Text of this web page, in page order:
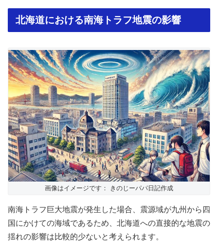
北海道における南海トラフ地震の影響
画像はイメージです： きのじーパパ日記作成
南海トラフ巨大地震が発生した場合、震源域が九州から四
国にかけての海域であるため、北海道への直接的な地震の
揺れの影響は比較的少ないと考えられます。